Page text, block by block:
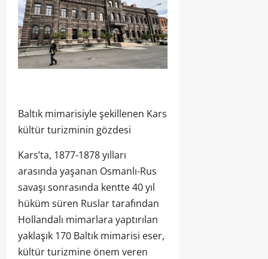
Baltık mimarisiyle şekillenen Kars
kültür turizminin gözdesi
Kars’ta, 1877-1878 yılları
arasında yaşanan Osmanlı-Rus
savaşı sonrasında kentte 40 yıl
hüküm süren Ruslar tarafından
Hollandalı mimarlara yaptırılan
yaklaşık 170 Baltık mimarisi eser,
kültür turizmine önem veren